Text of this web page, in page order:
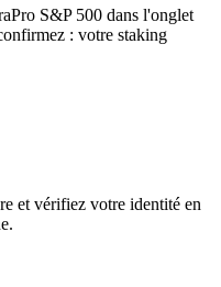
S&P 500 dans l'onglet
: votre staking
et vérifiez votre identité en